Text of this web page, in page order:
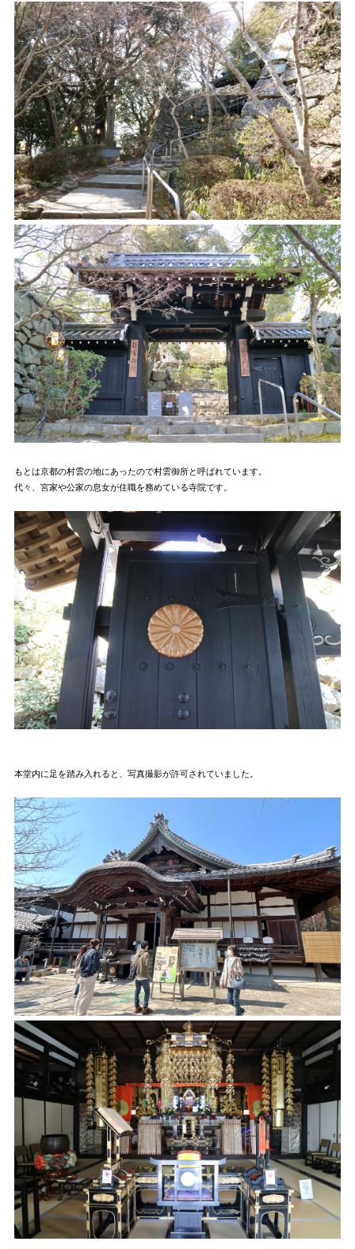
もとは京都の村雲の地にあったので村雲御所と呼ばれています。
代々、宮家や公家の息女が住職を務めている寺院です。
本堂内に足を踏み入れると、写真撮影が許可されていました。